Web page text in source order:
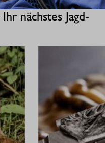
nächstes Jagd-